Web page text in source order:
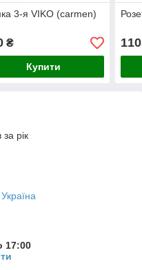
3-я VIKO (carmen)
₴
Купити
110
рік
17:00